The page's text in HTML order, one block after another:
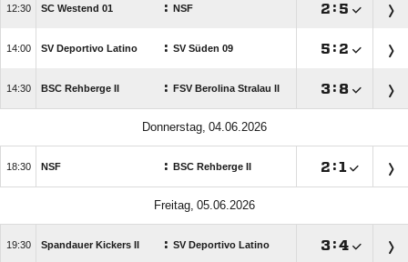
 SC Westend 01 : NSF  : 
 SV Deportivo Latino : SV Süden 09  : 
 BSC Rehberge II : FSV Berolina Stralau II : 
 
 NSF : BSC Rehberge II  :
 
 Spandauer Kickers II : SV Deportivo Latino :